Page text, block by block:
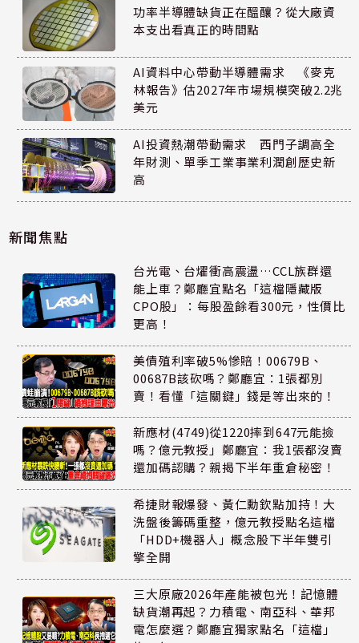
功率半導體缺貨正在醞釀？從大廠資
本支出看真正的時間點
AI資料中心帶動半導體需求 《麥克
林報告》估2027年市場規模突破2.2兆
美元
AI投資熱潮帶動需求 西門子調高全
年財測、單季工業事業利潤創歷史新
高
新聞焦點
台光電、台燿衝高震盪…CCL族群還
能上車？鄭廳宜點名「這檔隱藏版
CPO股」：每股盈餘看300元，性價比
更高！
美債殖利率破5%慘賠！00679B、
00687B該砍嗎？鄭廳宜：1張都別
賣！看懂「這關鍵」錢是等出來的！
新應材(4749)從1220摔到647元能撿
嗎？億元教授」鄭廳宜：我1張都沒賣
還加碼認購？親揭下半年重倉秘密！
希捷財報爆發、黃仁勳欽點加持！大
洗盤後籌碼重整，億元教授點名這檔
「HDD+機器人」概念股下半年雙引
擎全開
三大原廠2026年產能被包光！記憶體
缺貨潮再起？力積電、南亞科、華邦
電怎麼選？鄭廳宜獨家點名「這檔」